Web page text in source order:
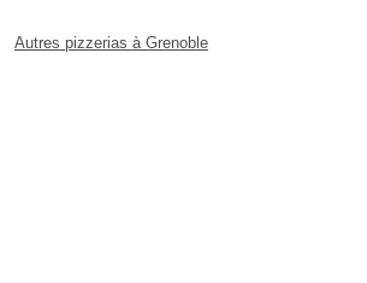
Autres pizzerias à Grenoble